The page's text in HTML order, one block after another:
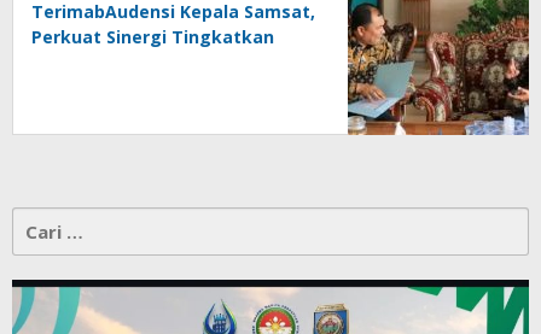
TerimabAudensi Kepala Samsat,
Perkuat Sinergi Tingkatkan
untuk: